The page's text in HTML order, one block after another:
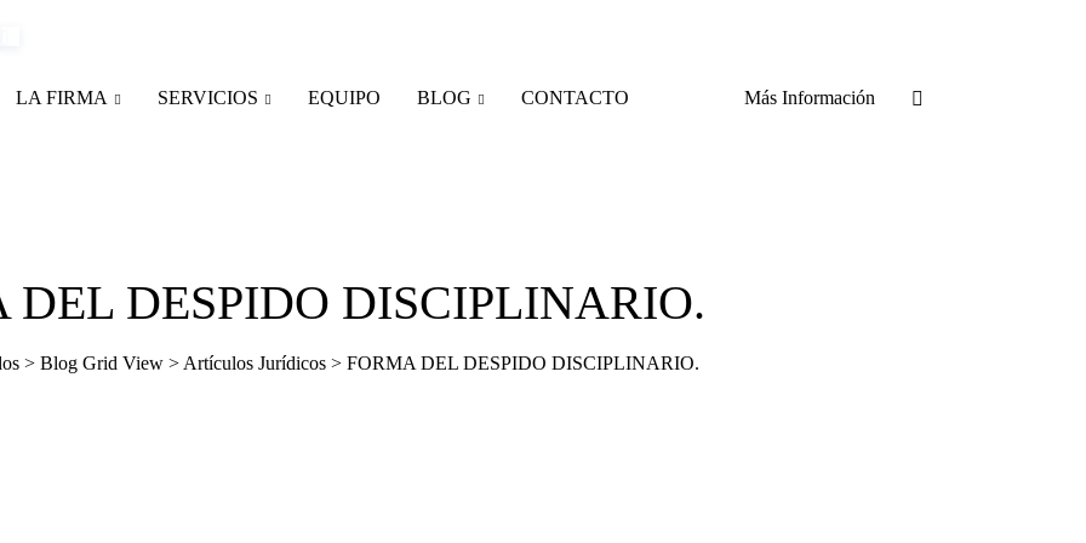
LA FIRMA SERVICIOS EQUIPO BLOG CONTACTO Más Información
DEL DESPIDO DISCIPLINARIO.
> Blog Grid View> Artículos Jurídicos> FORMA DEL DESPIDO DISCIPLINARIO.